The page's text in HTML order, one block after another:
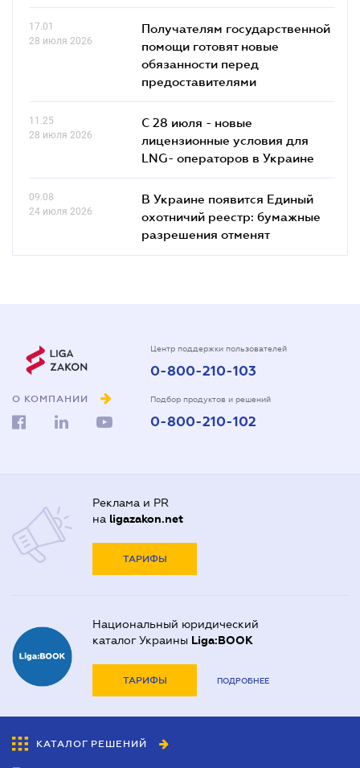
17.01
28 июля 2026
Получателям государственной
помощи готовят новые
обязанности перед
предоставителями
11.25
28 июля 2026
С 28 июля - новые
лицензионные условия для
LNG- операторов в Украине
09.08
24 июля 2026
В Украине появится Единый
охотничий реестр: бумажные
разрешения отменят
О КОМПАНИИ
Центр поддержки пользователей
0-800-210-103
Подбор продуктов и решений
0-800-210-102
Реклама и PR
на ligazakon.net
ТАРИФЫ
Национальный юридический
каталог Украины Liga:BOOK
ТАРИФЫ ПОДРОБНЕЕ
КАТАЛОГ РЕШЕНИЙ